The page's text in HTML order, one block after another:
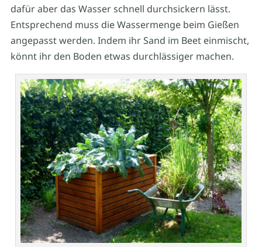
dafür aber das Wasser schnell durchsickern lässt.
Entsprechend muss die Wassermenge beim Gießen
angepasst werden. Indem ihr Sand im Beet einmischt,
könnt ihr den Boden etwas durchlässiger machen.